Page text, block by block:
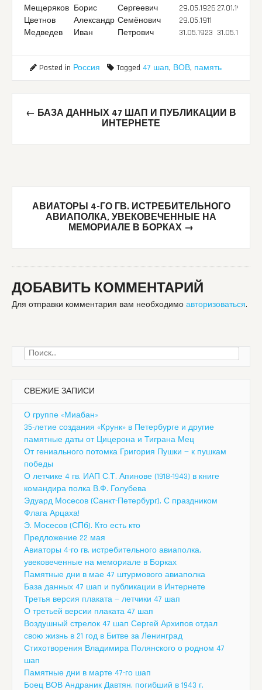
Мещеряков Борис Сергеевич 29.05.1926 27.01.1945
Цветнов
Александр Семёнович
29.05.1911
Медведев
Иван Петрович 31.05.1923 31.05.1944
Posted in Россия Tagged 47 шап, ВОВ, память
Post
navigation
← БАЗА ДАННЫХ 47 ШАП И ПУБЛИКАЦИИ В
ИНТЕРНЕТЕ
АВИАТОРЫ 4-ГО ГВ. ИСТРЕБИТЕЛЬНОГО
АВИАПОЛКА, УВЕКОВЕЧЕННЫЕ НА
МЕМОРИАЛЕ В БОРКАХ →
ДОБАВИТЬ КОММЕНТАРИЙ
Для отправки комментария вам необходимо авторизоваться.
Найти:
СВЕЖИЕ ЗАПИСИ
О группе «Миабан»
35-летие создания «Крунк» в Петербурге и другие
памятные даты от Цицерона и Тиграна Мец
От гениального потомка Григория Пушки — к пушкам
победы
О летчике 4 гв. ИАП С.Т. Апинове (1918-1943) в книге
командира полка В.Ф. Голубева
Эдуард Мосесов (Санкт-Петербург). С праздником
Флага Арцаха!
Э. Мосесов (СПб). Кто есть кто
Предложение 22 мая
Авиаторы 4-го гв. истребительного авиаполка,
увековеченные на мемориале в Борках
Памятные дни в мае 47 штурмового авиаполка
База данных 47 шап и публикации в Интернете
Третья версия плаката — летчики 47 шап
О третьей версии плаката 47 шап
Воздушный стрелок 47 шап Сергей Архипов отдал
свою жизнь в 21 год в Битве за Ленинград
Стихотворения Владимира Полянского о родном 47
шап
Памятные дни в марте 47-го шап
Боец ВОВ Андраник Давтян, погибший в 1943 г.